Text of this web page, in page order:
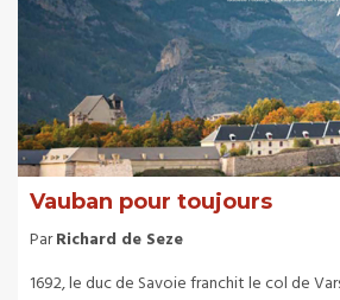
Vauban pour toujours
ParRichard de Seze
1692, le duc de Savoie franchit le col de